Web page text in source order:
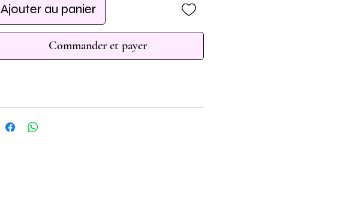
Ajouter au panier
Commander et payer